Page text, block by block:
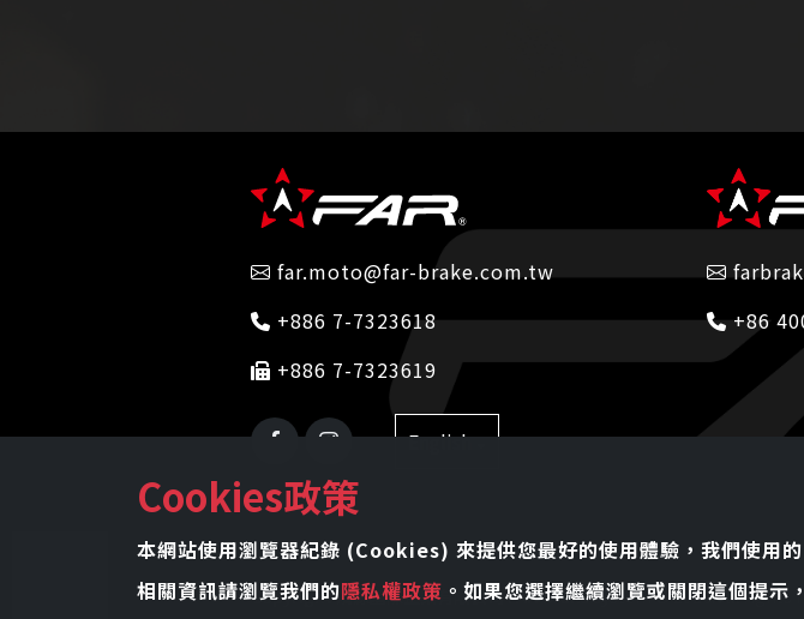
Cookies政策
本網站使用瀏覽器紀錄 (Cookies) 來提供您最好的使用體驗，我們使用
相關資訊請瀏覽我們的隱私權政策 。如果您選擇繼續瀏覽或關閉這個提示
far.moto@far-brake.com.tw
+886 7-7323618
+886 7-7323619
English
+86
Copyright 鴻源國際企業有限公司 FAR brake system © 2026.All rights